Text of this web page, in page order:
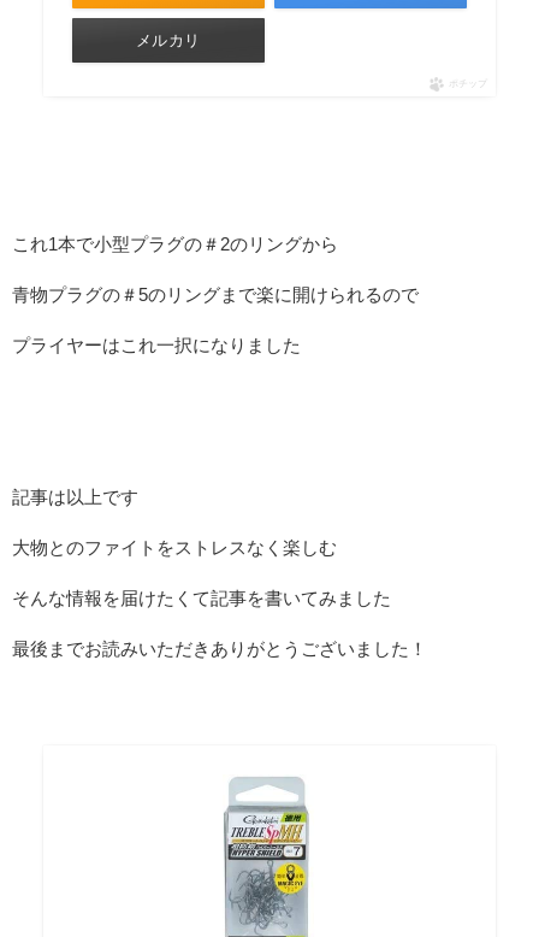
メルカリ
ポチップ
これ1本で小型プラグの＃2のリングから
青物プラグの＃5のリングまで楽に開けられるので
プライヤーはこれ一択になりました
記事は以上です
大物とのファイトをストレスなく楽しむ
そんな情報を届けたくて記事を書いてみました
最後までお読みいただきありがとうございました！